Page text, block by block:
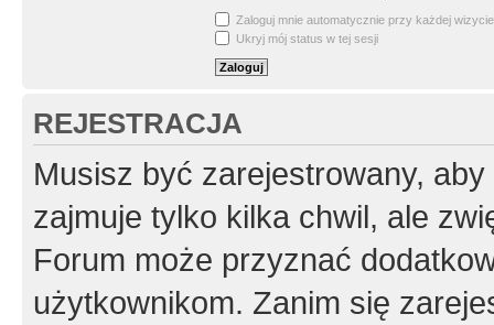
Zaloguj mnie automatycznie przy każdej wizycie
Ukryj mój status w tej sesji
REJESTRACJA
Musisz być zarejestrowany,
zajmuje tylko kilka chwil, ale
Forum może przyznać
użytkownikom. Zanim się